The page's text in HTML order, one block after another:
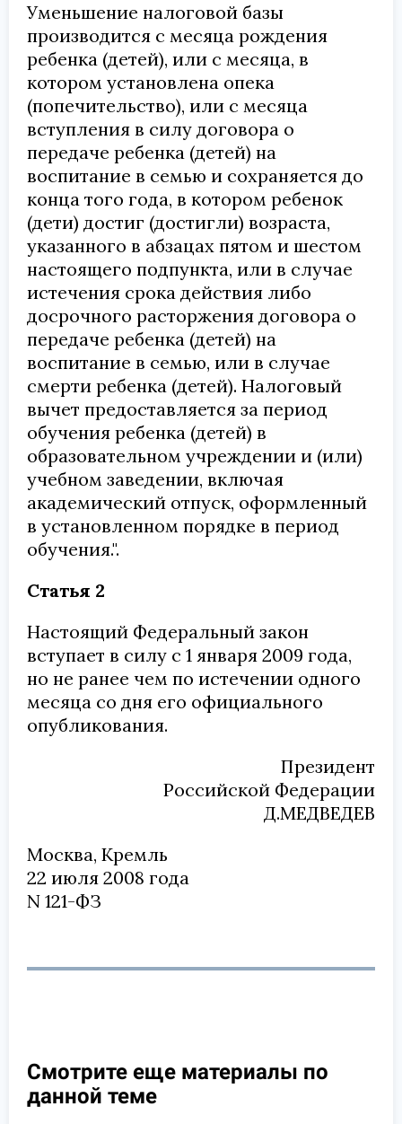
Уменьшение налоговой базы
производится с месяца рождения
ребенка (детей), или с месяца, в
котором установлена опека
(попечительство), или с месяца
вступления в силу договора о
передаче ребенка (детей) на
воспитание в семью и сохраняется до
конца того года, в котором ребенок
(дети) достиг (достигли) возраста,
указанного в абзацах пятом и шестом
настоящего подпункта, или в случае
истечения срока действия либо
досрочного расторжения договора о
передаче ребенка (детей) на
воспитание в семью, или в случае
смерти ребенка (детей). Налоговый
вычет предоставляется за период
обучения ребенка (детей) в
образовательном учреждении и (или)
учебном заведении, включая
академический отпуск, оформленный
в установленном порядке в период
обучения.".
Статья 2
Настоящий Федеральный закон
вступает в силу с 1 января 2009 года,
но не ранее чем по истечении одного
месяца со дня его официального
опубликования.
Президент
Российской Федерации
Д.МЕДВЕДЕВ
Москва, Кремль
22 июля 2008 года
N 121-ФЗ
Смотрите еще материалы по
данной теме